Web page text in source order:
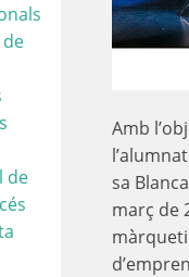
Amb
sa
març de
de